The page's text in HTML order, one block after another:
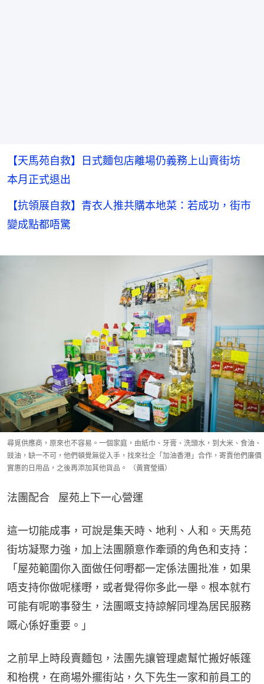
【天馬苑自救】日式麵包店離場仍義務上山賣街坊
本月正式退出
【抗領展自救】青衣人推共購本地菜：若成功，街市
變成點都唔驚
尋覓供應商，原來也不容易。一個家庭，由紙巾、牙膏、洗頭水，到大米、食油、
豉油，缺一不可，他們頓覺無從入手，找來社企「加油香港」合作，寄賣他們廉價
實惠的日用品，之後再添加其他貨品。 （黃寶瑩攝）
法團配合   屋苑上下一心營運
這一切能成事，可說是集天時、地利、人和。天馬苑
街坊凝聚力強，加上法團願意作牽頭的角色和支持：
「屋苑範圍你入面做任何嘢都一定係法團批准，如果
唔支持你做呢樣嘢，或者覺得你多此一舉。根本就冇
可能有呢啲事發生，法團嘅支持諒解同埋為居民服務
嘅心係好重要。」
之前早上時段賣麵包，法團先讓管理處幫忙搬好帳篷
和枱櫈，在商場外擺街站，久下先生一家和前員工的